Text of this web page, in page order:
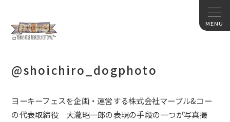
@shoichiro_dogphoto
ヨーキーフェスを企画・運営する株式会社マーブル&コー
の代表取締役 大瀧昭一郎の表現の手段の一つが写真撮